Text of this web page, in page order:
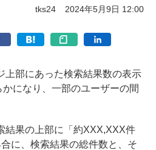
tks24 2024年5月9日 12:00
部にあった検索結果数の表示
になり、一部のユーザーの間
果の上部に「約XXX,XXX件
に、検索結果の総件数と、そ